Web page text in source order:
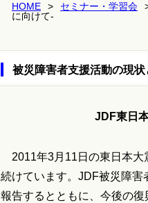
HOME > セミナー・学習会
に向けて-
被災障害者支援活動の現
JDF東日
2011年3月11日の東日本大
続けています。JDF被災障害
報告するとともに、今後の復